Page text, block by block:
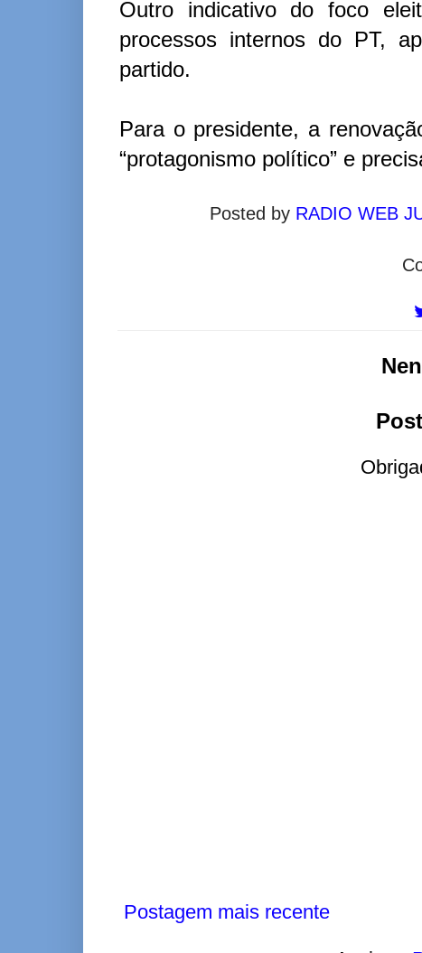
Outro indicativo do foco
processos internos do PT,
partido.
Para o presidente, a
“protagonismo político” e
Posted by RADIO WEB
Postagem mais recente